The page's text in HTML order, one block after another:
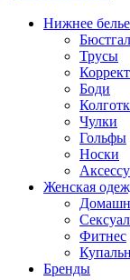
Нижнее белье
Трусы
Боди
Чулки
Гольфы
Носки
Женская
Фитнес
Бренды